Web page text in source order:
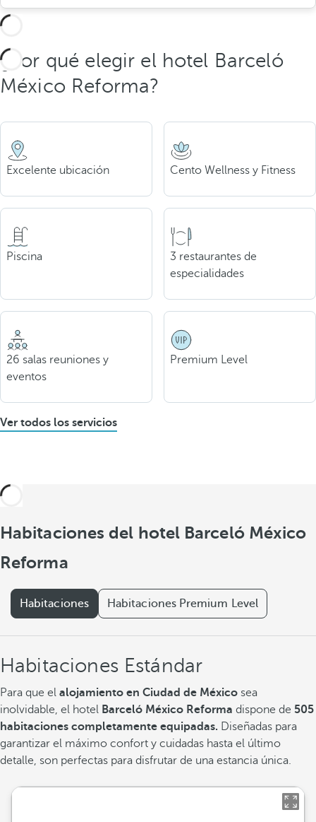
¿Por qué elegir el hotel Barceló
México Reforma?
Excelente ubicación Cento Wellness y Fitness
Piscina
3 restaurantes de
especialidades
26 salas reuniones y
eventos
Premium Level
Ver todos los servicios
Habitaciones del hotel Barceló México
Reforma
Habitaciones Habitaciones Premium Level
Habitaciones Estándar
Para que el alojamiento en Ciudad de México sea
inolvidable, el hotel Barceló México Reforma dispone de 505
habitaciones completamente equipadas. Diseñadas para
garantizar el máximo confort y cuidadas hasta el último
detalle, son perfectas para disfrutar de una estancia única.